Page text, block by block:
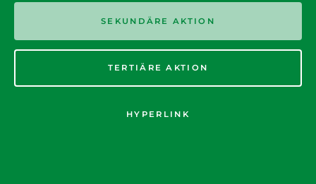
SEKUNDÄRE AKTION
TERTIÄRE AKTION
HYPERLINK